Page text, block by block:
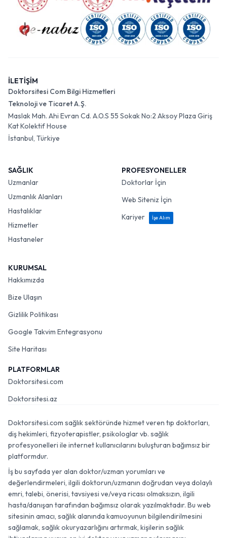
İLETİŞİM
Doktorsitesi Com Bilgi Hizmetleri
Teknoloji ve Ticaret A.Ş.
Maslak Mah. Ahi Evran Cd. A.O.S 55 Sokak No:2 Aksoy Plaza Giriş
Kat Kolektif House
İstanbul, Türkiye
SAĞLIK
Uzmanlar
Uzmanlık Alanları
Hastalıklar
Hizmetler
Hastaneler
PROFESYONELLER
Doktorlar İçin
Web Siteniz İçin
Kariyer
İşe Alım
KURUMSAL
Hakkımızda
Bize Ulaşın
Gizlilik Politikası
Google Takvim Entegrasyonu
Site Haritası
PLATFORMLAR
Doktorsitesi.com
Doktorsitesi.az
Doktorsitesi.com sağlık sektöründe hizmet veren tıp doktorları,
diş hekimleri, fizyoterapistler, psikologlar vb. sağlık
profesyonelleri ile internet kullanıcılarını buluşturan bağımsız bir
platformdur.
İş bu sayfada yer alan doktor/uzman yorumları ve
değerlendirmeleri, ilgili doktorun/uzmanın doğrudan veya dolaylı
emri, talebi, önerisi, tavsiyesi ve/veya ricası olmaksızın, ilgili
hasta/danışan tarafından bağımsız olarak yazılmaktadır. Bu web
sitesinin amacı, sağlık alanında kamuoyunun bilgilendirilmesini
sağlamak, sağlık okuryazarlığını artırmak, kişilerin sağlık